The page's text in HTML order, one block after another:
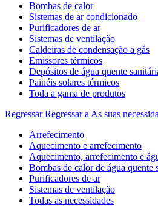
Bombas de calor
Sistemas de ar condicionado
Purificadores de ar
Sistemas de ventilação
Caldeiras de condensação a gás
Emissores térmicos
Depósitos de água quente
Painéis solares térmicos
Toda a gama de produtos
Regressar Regressar a As suas
Arrefecimento
Aquecimento e arrefecimento
Aquecimento, arrefecimento e
Bombas de calor de água quente
Purificadores de ar
Sistemas de ventilação
Todas as necessidades